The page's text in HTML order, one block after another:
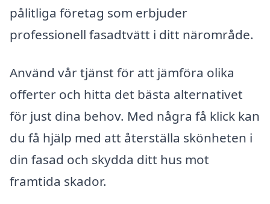
pålitliga företag som erbjuder
professionell fasadtvätt i ditt närområde.
Använd vår tjänst för att jämföra olika
offerter och hitta det bästa alternativet
för just dina behov. Med några få klick kan
du få hjälp med att återställa skönheten i
din fasad och skydda ditt hus mot
framtida skador.